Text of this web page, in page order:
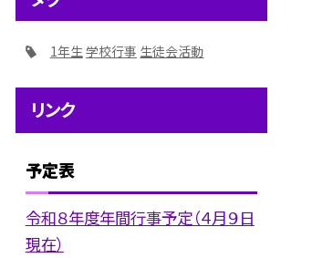
1年生 学校行事 生徒会活動
リンク
予定表
令和８年度年間行事予定（４月９日
現在）